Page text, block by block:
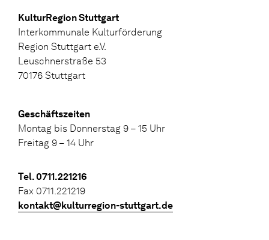
KulturRegion Stuttgart
Interkommunale Kulturförderung
Region Stuttgart e.V.
Leuschnerstraße 53
70176 Stuttgart
Geschäftszeiten
Montag bis Donnerstag 9 – 15 Uhr
Freitag 9 – 14 Uhr
Tel. 0711.221216
Fax 0711.221219
kontakt@kulturregion-stuttgart.de